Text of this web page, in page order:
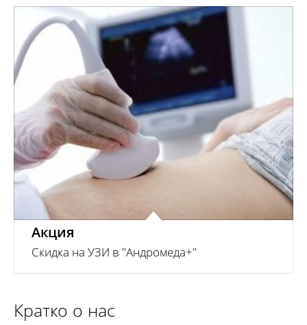
Скидка 10% при одновременном заказе УЗ-
исследования 3-х и более зон.
Подробнее
Акция
Скидка на УЗИ в "Андромеда+"
Кратко о нас